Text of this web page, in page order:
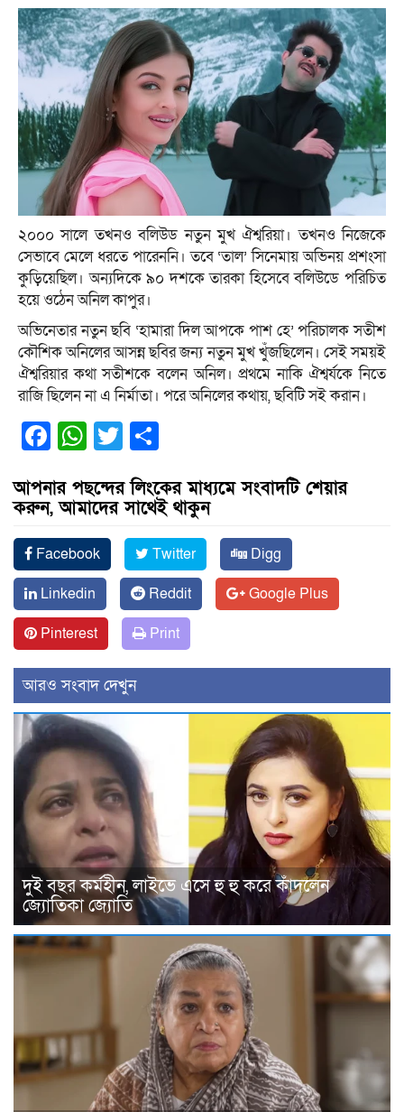
২০০০ সালে তখনও বলিউড নতুন মুখ ঐশ্বরিয়া। তখনও নিজেকে
সেভাবে মেলে ধরতে পারেননি। তবে ‘তাল’ সিনেমায় অভিনয় প্রশংসা
কুড়িয়েছিল। অন্যদিকে ৯০ দশকে তারকা হিসেবে বলিউডে পরিচিত
হয়ে ওঠেন অনিল কাপুর।
অভিনেতার নতুন ছবি ‘হামারা দিল আপকে পাশ হে’ পরিচালক সতীশ
কৌশিক অনিলের আসন্ন ছবির জন্য নতুন মুখ খুঁজছিলেন। সেই সময়ই
ঐশ্বরিয়ার কথা সতীশকে বলেন অনিল। প্রথমে নাকি ঐশ্বর্যকে নিতে
রাজি ছিলেন না এ নির্মাতা। পরে অনিলের কথায়, ছবিটি সই করান।
Facebook
WhatsApp
Twitter
আপনার পছন্দের লিংকের মাধ্যমে সংবাদটি শেয়ার
করুন, আমাদের সাথেই থাকুন
Facebook Twitter
Digg
Linkedin
Reddit
Google Plus
Pinterest
Print
আরও সংবাদ দেখুন
দুই বছর কর্মহীন, লাইভে এসে হু হু করে কাঁদলেন
জ্যোতিকা জ্যোতি